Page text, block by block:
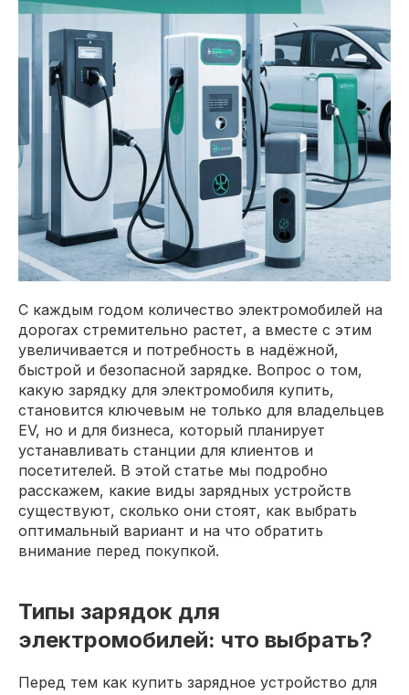
С каждым годом количество электромобилей на
дорогах стремительно растет, а вместе с этим
увеличивается и потребность в надёжной,
быстрой и безопасной зарядке. Вопрос о том,
какую зарядку для электромобиля купить,
становится ключевым не только для владельцев
EV, но и для бизнеса, который планирует
устанавливать станции для клиентов и
посетителей. В этой статье мы подробно
расскажем, какие виды зарядных устройств
существуют, сколько они стоят, как выбрать
оптимальный вариант и на что обратить
внимание перед покупкой.
Типы зарядок для
электромобилей: что выбрать?
Перед тем как купить зарядное устройство для